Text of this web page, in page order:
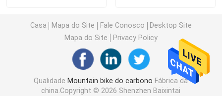
Quadro da bicicleta da dobradura do carbono
Forquilha do Mountain bike do carbono
Forquilha da bicicleta da estrada do carbono
Casa Mapa do Site Fale Conosco
Desktop Site
Mapa do Site
Privacy Policy
Qualidade Mountain bike do carbono Fábrica da
china.Copyright © 2026 Shenzhen Baixintai